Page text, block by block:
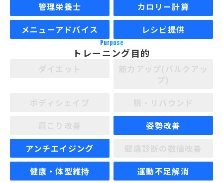
管理栄養士
カロリー計算
メニューアドバイス
レシピ提供
Purpose
トレーニング目的
姿勢改善
アンチエイジング
健康・体型維持
運動不足解消